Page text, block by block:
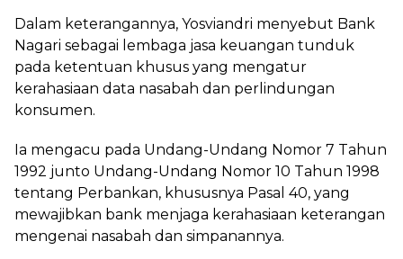
Dalam keterangannya, Yosviandri menyebut Bank
Nagari sebagai lembaga jasa keuangan tunduk
pada ketentuan khusus yang mengatur
kerahasiaan data nasabah dan perlindungan
konsumen.
Ia mengacu pada Undang-Undang Nomor 7 Tahun
1992 junto Undang-Undang Nomor 10 Tahun 1998
tentang Perbankan, khususnya Pasal 40, yang
mewajibkan bank menjaga kerahasiaan keterangan
mengenai nasabah dan simpanannya.